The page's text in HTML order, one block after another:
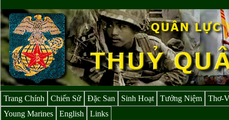
Trang Chính Chiến Sử Đặc San Sinh Hoạt Tưởng Niệm
Thơ-
Young Marines
English Links